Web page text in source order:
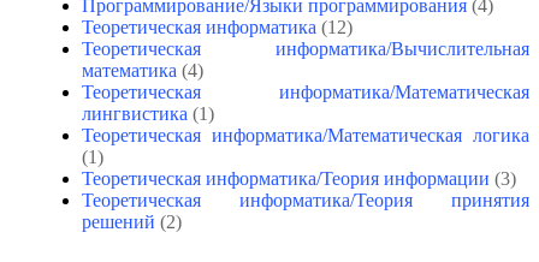
Программирование/Языки программирования (4)
Теоретическая информатика (12)
Теоретическая информатика/Вычислительная
математика (4)
Теоретическая информатика/Математическая
лингвистика (1)
Теоретическая информатика/Математическая логика
(1)
Теоретическая информатика/Теория информации (3)
Теоретическая информатика/Теория принятия
решений (2)